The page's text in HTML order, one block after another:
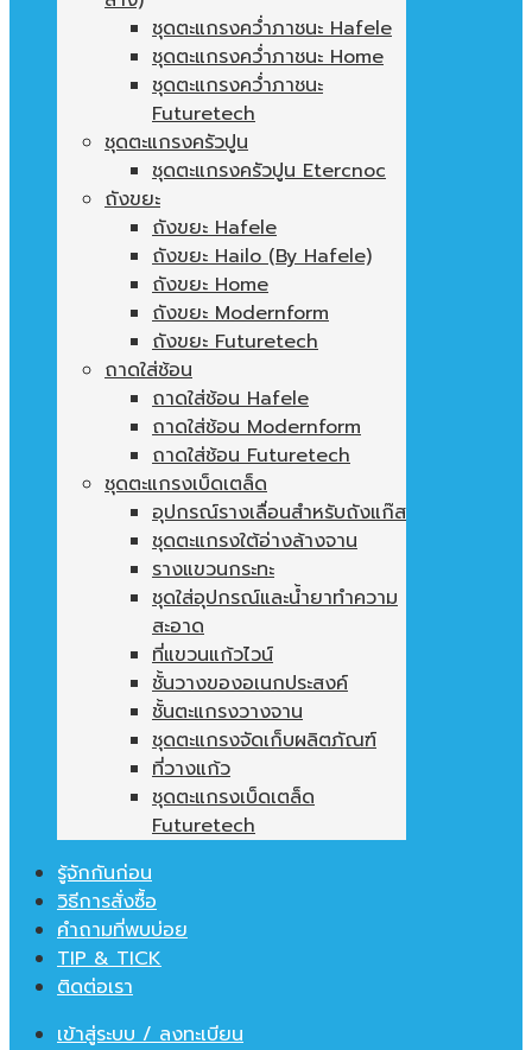
ชุดตะแกรงคว่ำภาชนะ Hafele
ชุดตะแกรงคว่ำภาชนะ Home
ชุดตะแกรงคว่ำภาชนะ
Futuretech
ชุดตะแกรงครัวปูน
ชุดตะแกรงครัวปูน Etercnoc
ถังขยะ
ถังขยะ Hafele
ถังขยะ Hailo (By Hafele)
ถังขยะ Home
ถังขยะ Modernform
ถังขยะ Futuretech
ถาดใส่ช้อน
ถาดใส่ช้อน Hafele
ถาดใส่ช้อน Modernform
ถาดใส่ช้อน Futuretech
ชุดตะแกรงเบ็ดเตล็ด
อุปกรณ์รางเลื่อนสำหรับถังแก๊ส
ชุดตะแกรงใต้อ่างล้างจาน
รางแขวนกระทะ
ชุดใส่อุปกรณ์และน้ำยาทำความ
สะอาด
ที่แขวนแก้วไวน์
ชั้นวางของอเนกประสงค์
ชั้นตะแกรงวางจาน
ชุดตะแกรงจัดเก็บผลิตภัณฑ์
ที่วางแก้ว
ชุดตะแกรงเบ็ดเตล็ด
Futuretech
รู้จักกันก่อน
วิธีการสั่งซื้อ
คำถามที่พบบ่อย
TIP & TICK
ติดต่อเรา
เข้าสู่ระบบ / ลงทะเบียน